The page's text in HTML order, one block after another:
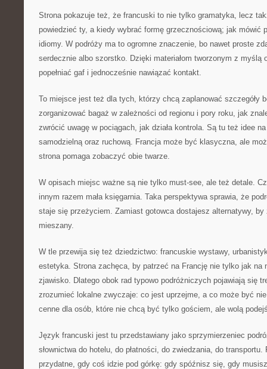
Strona pokazuje też, że francuski to nie tylko gramatyka, lecz
powiedzieć ty, a kiedy wybrać formę grzecznościową; jak mówić
idiomy. W podróży ma to ogromne znaczenie, bo nawet proste
serdecznie albo szorstko. Dzięki materiałom tworzonym z myślą
popełniać gaf i jednocześnie nawiązać kontakt.
To miejsce jest też dla tych, którzy chcą zaplanować szczegóły
zorganizować bagaż w zależności od regionu i pory roku, jak
zwrócić uwagę w pociągach, jak działa kontrola. Są tu też idee
samodzielną oraz ruchową. Francja może być klasyczna, ale
strona pomaga zobaczyć obie twarze.
W opisach miejsc ważne są nie tylko must-see, ale też detale.
innym razem mała księgarnia. Taka perspektywa sprawia, że
staje się przeżyciem. Zamiast gotowca dostajesz alternatywy, by
mieszany.
W tle przewija się też dziedzictwo: francuskie wystawy,
estetyka. Strona zachęca, by patrzeć na Francję nie tylko jak na
zjawisko. Dlatego obok rad typowo podróżniczych pojawiają się
zrozumieć lokalne zwyczaje: co jest uprzejme, a co może być
cenne dla osób, które nie chcą być tylko gościem, ale wolą
Język francuski jest tu przedstawiany jako sprzymierzeniec
słownictwa do hotelu, do płatności, do zwiedzania, do
przydatne, gdy coś idzie pod górkę: gdy spóźnisz się, gdy